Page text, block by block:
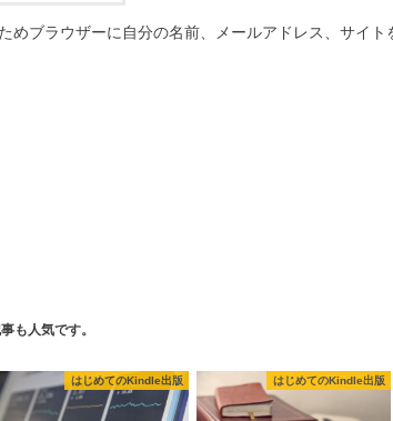
めブラウザーに自分の名前、メールアドレス、サイト
も人気です。
はじめてのKindle出版 はじめてのKindle出版